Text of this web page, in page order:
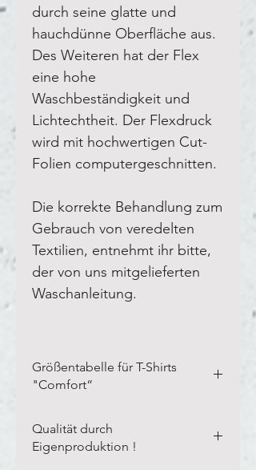
durch seine glatte und
hauchdünne Oberfläche aus.
Des Weiteren hat der Flex
eine hohe
Waschbeständigkeit und
Lichtechtheit. Der Flexdruck
wird mit hochwertigen Cut-
Folien computergeschnitten.
Die korrekte Behandlung zum
Gebrauch von veredelten
Textilien, entnehmt ihr bitte,
der von uns mitgelieferten
Waschanleitung.
Größentabelle für T-Shirts
"Comfort“
Textilien in der Breite und Länge,
wie auf unserem Blanco-Textil
Qualität durch
Eigenproduktion !